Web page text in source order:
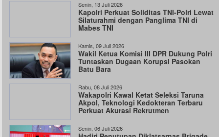
Senin, 13 Juli 2026
Kapolri Perkuat Soliditas TNI-Polri Lewat
Silaturahmi dengan Panglima TNI di
Mabes TNI
Kamis, 09 Juli 2026
Wakil Ketua Komisi III DPR Dukung Polri
Tuntaskan Dugaan Korupsi Pasokan
Batu Bara
Rabu, 08 Juli 2026
Wakapolri Kawal Ketat Seleksi Taruna
Akpol, Teknologi Kedokteran Terbaru
Perkuat Akurasi Rekrutmen
Senin, 06 Juli 2026